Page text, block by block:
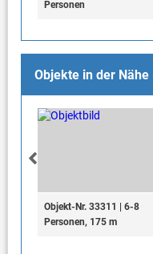
Personen
Objekte in der
Objekt-Nr. 33311 | 6-8
Personen, 175 m